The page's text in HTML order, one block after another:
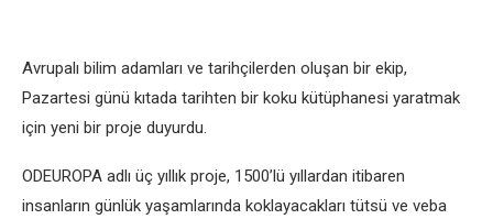
Avrupalı ​​bilim adamları ve tarihçilerden oluşan bir ekip,
Pazartesi günü kıtada tarihten bir koku kütüphanesi yaratmak
için yeni bir proje duyurdu.
ODEUROPA adlı üç yıllık proje, 1500’lü yıllardan itibaren
insanların günlük yaşamlarında koklayacakları tütsü ve veba